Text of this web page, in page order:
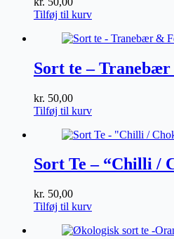
Tilføj til kurv
Sort te – Tranebær
kr. 50,00
Tilføj til kurv
Sort Te – “Chilli /
kr. 50,00
Tilføj til kurv